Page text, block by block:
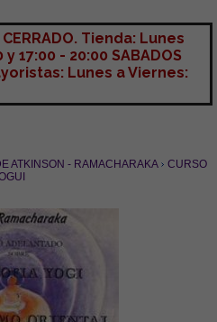
CERRADO. Tienda: Lunes
17:00 - 20:00 SABADOS
Lunes a Viernes:
ATKINSON - RAMACHARAKA
CURSO